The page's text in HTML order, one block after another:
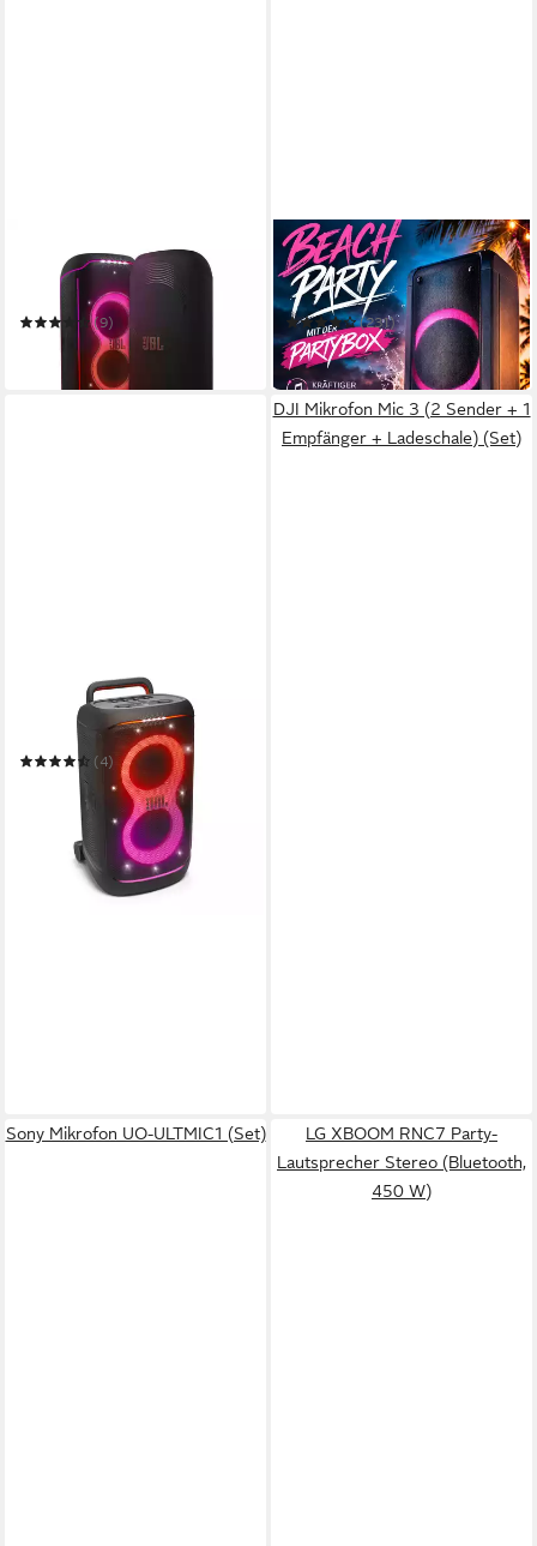
Lautsprecher-Hülle
PartyCover Ultimate
(9)
97,95 €
in 3-4 Werktagen bei dir
REFLEXION
PS09BT mit rotierenden
Lichteffekten Party-
Lautsprecher
(231)
145,06 €
in 6-8 Werktagen bei dir
PartyBox 520 Party-
Lautsprecher
(4)
633,00 € UVP799,99 €
in 3-4 Werktagen bei dir
DJI Mikrofon Mic 3 (2 Sender + 1
Empfänger + Ladeschale) (Set)
Sony Mikrofon UO-ULTMIC1 (Set)
LG XBOOM RNC7 Party-
Lautsprecher Stereo (Bluetooth,
450 W)